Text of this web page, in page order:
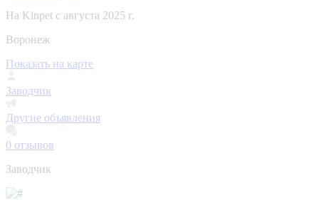
На Kinpet c августа 2025 г.
Воронеж
Показать на карте
Заводчик
Другие объявления
0 отзывов
Заводчик